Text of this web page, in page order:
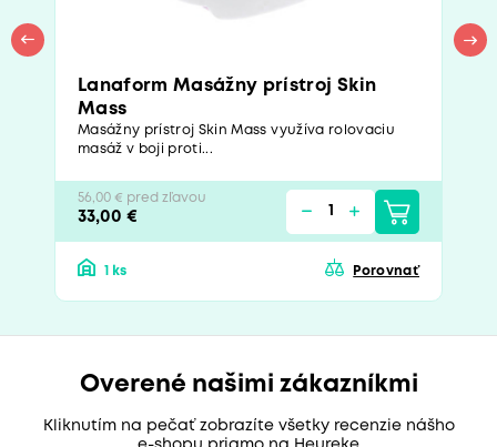
Lanaform Masážny prístroj Skin
Mass
Masážny prístroj Skin Mass využíva rolovaciu
masáž v boji proti...
56,00 € pred zľavou
33,00 €
1 ks Porovnať
Overené našimi zákazníkmi
Kliknutím na pečať zobrazíte všetky recenzie nášho